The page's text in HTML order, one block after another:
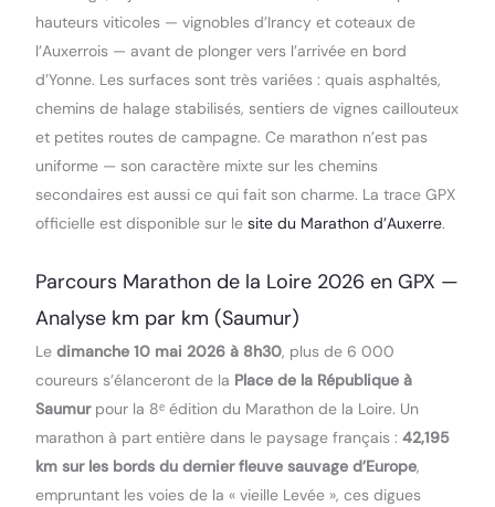
hauteurs viticoles — vignobles d’Irancy et coteaux de
l’Auxerrois — avant de plonger vers l’arrivée en bord
d’Yonne. Les surfaces sont très variées : quais asphaltés,
chemins de halage stabilisés, sentiers de vignes caillouteux
et petites routes de campagne. Ce marathon n’est pas
uniforme — son caractère mixte sur les chemins
secondaires est aussi ce qui fait son charme. La trace GPX
officielle est disponible sur le site du Marathon d’Auxerre.
Parcours Marathon de la Loire 2026 en GPX —
Analyse km par km (Saumur)
Le dimanche 10 mai 2026 à 8h30, plus de 6 000
coureurs s’élanceront de la Place de la République à
Saumurpour la 8ᵉ édition du Marathon de la Loire. Un
marathon à part entière dans le paysage français : 42,195
km sur les bords du dernier fleuve sauvage d’Europe,
empruntant les voies de la « vieille Levée », ces digues